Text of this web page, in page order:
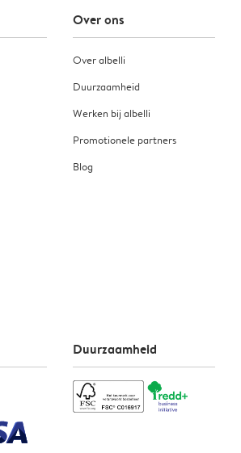
Over ons
Over albelli
Duurzaamheid
Werken bij albelli
Promotionele partners
Blog
Duurzaamheid